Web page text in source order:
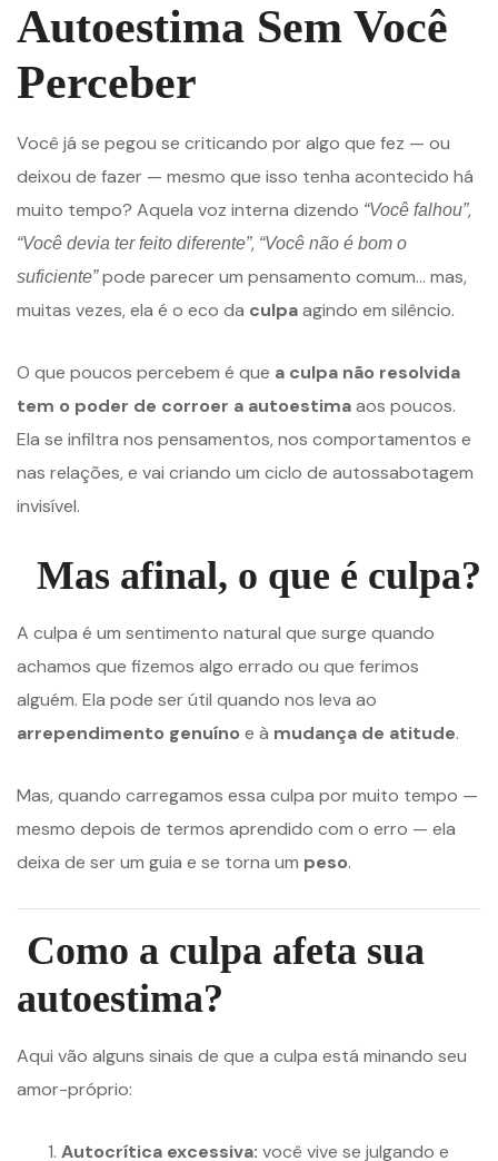
Autoestima Sem Você
Perceber
Você já se pegou se criticando por algo que fez — ou
deixou de fazer — mesmo que isso tenha acontecido há
muito tempo? Aquela voz interna dizendo “Você falhou”,
“Você devia ter feito diferente”, “Você não é bom o
suficiente”pode parecer um pensamento comum… mas,
muitas vezes, ela é o eco da culpaagindo em silêncio.
O que poucos percebem é que a culpa não resolvida
tem o poder de corroer a autoestimaaos poucos.
Ela se infiltra nos pensamentos, nos comportamentos e
nas relações, e vai criando um ciclo de autossabotagem
invisível.
Mas afinal, o que é culpa?
A culpa é um sentimento natural que surge quando
achamos que fizemos algo errado ou que ferimos
alguém. Ela pode ser útil quando nos leva ao
arrependimento genuíno e à mudança de atitude.
Mas, quando carregamos essa culpa por muito tempo —
mesmo depois de termos aprendido com o erro — ela
deixa de ser um guia e se torna um peso.
Como a culpa afeta sua
autoestima?
Aqui vão alguns sinais de que a culpa está minando seu
amor-próprio:
Autocrítica excessiva: você vive se julgando e